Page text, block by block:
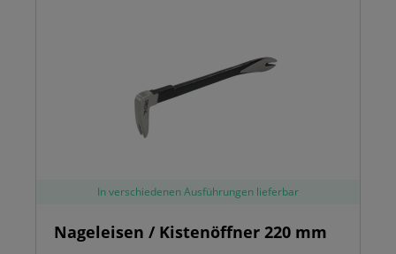
In verschiedenen Ausführungen lieferbar
Nageleisen / Kistenöffner 220 mm